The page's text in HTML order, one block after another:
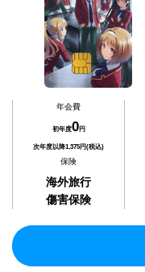
年会費
初年度0円
次年度以降1,375円(税込)
保険
海外旅行
傷害保険